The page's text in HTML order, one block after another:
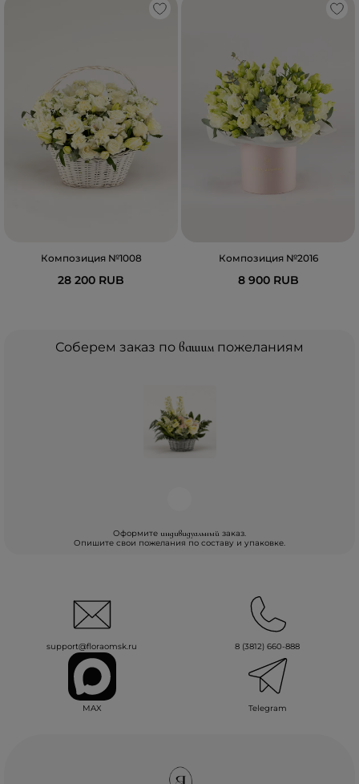
Композиция №1008
28 200 RUB
Композиция №2016
8 900 RUB
Соберем заказ по вашим пожеланиям
Оформите индивидуальный заказ.
Опишите свои пожелания по составу и упаковке.
support@floraomsk.ru 8 (3812) 660-888
MAX Telegram